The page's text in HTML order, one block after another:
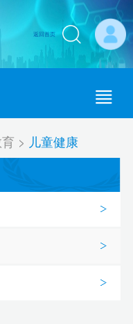
返回首页
> 儿童健康